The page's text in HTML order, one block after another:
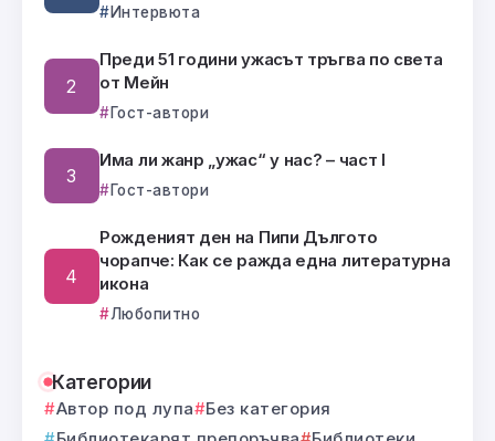
Интервюта
Преди 51 години ужасът тръгва по света
от Мейн
Гост-автори
Има ли жанр „ужас“ у нас? – част I
Гост-автори
Рожденият ден на Пипи Дългото
чорапче: Как се ражда една литературна
икона
Любопитно
Категории
Автор под лупа
Без категория